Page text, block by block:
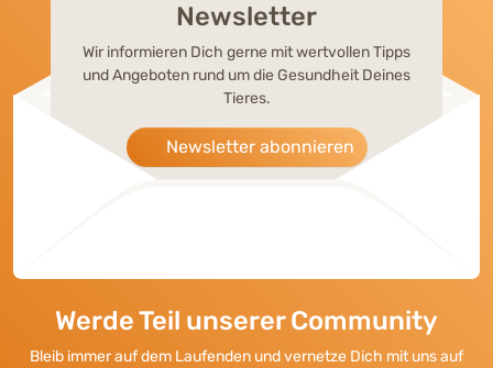
Newsletter
Wir informieren Dich gerne mit wertvollen Tipps
und Angeboten rund um die Gesundheit Deines
Tieres.
Newsletter abonnieren
Werde Teil unserer Community
Bleib immer auf dem Laufenden und vernetze Dich mit uns auf